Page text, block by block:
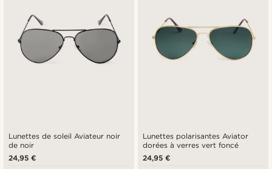
Lunettes de soleil Aviateur noir
de noir
24,95 €
Lunettes polarisantes Aviator
dorées à verres vert foncé
24,95 €